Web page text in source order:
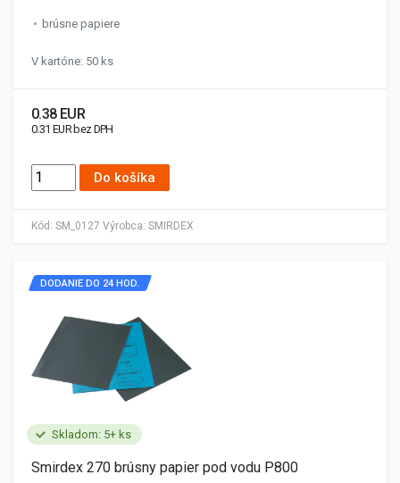
Kód: SM_0127 Výrobca: SMIRDEX
brúsne papiere
V kartóne: 50 ks
0.38 EUR
0.31 EUR bez DPH
Do košíka
Skladom: 5+ ks
DODANIE DO 24 HOD.
Smirdex 270 brúsny papier pod vodu P800